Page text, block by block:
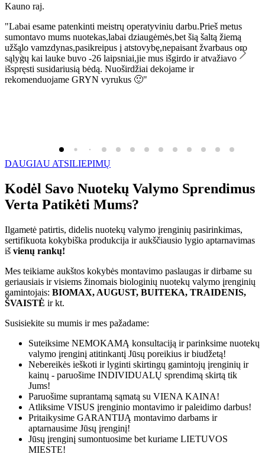
Kauno raj.
"Labai esame patenkinti meistrų operatyviniu darbu.Prieš metus
sumontavo mums nuotekas,labai dziaugėmės,bet šią šaltą žiemą
užšąlo vamzdynas,pasikreipus į atstovybę,nepaisant žvarbaus oro
sąlygų kai lauke buvo -26 laipsniai,jie mus išgirdo ir atvažiavo
išspręsti susidariusią bėdą. Nuoširdžiai dekojame ir
rekomenduojame GRYN vyrukus 🙂"
DAUGIAU ATSILIEPIMŲ
Kodėl Savo Nuotekų Valymo Sprendimus
Verta Patikėti Mums?
Ilgametė patirtis, didelis nuotekų valymo įrenginių pasirinkimas,
sertifikuota kokybiška produkcija ir aukščiausio lygio aptarnavimas
iš vienų rankų!
Mes teikiame aukštos kokybės montavimo paslaugas ir dirbame su
geriausiais ir visiems žinomais biologinių nuotekų valymo įrenginių
gamintojais: BIOMAX, AUGUST, BUITEKA, TRAIDENIS,
ŠVAISTĖ ir kt.
Susisiekite su mumis ir mes pažadame:
Suteiksime NEMOKAMĄ konsultaciją ir parinksime nuotekų
valymo įrenginį atitinkantį Jūsų poreikius ir biudžetą!
Nebereikės ieškoti ir lyginti skirtingų gamintojų įrenginių ir
kainų - paruošime INDIVIDUALŲ sprendimą skirtą tik
Jums!
Paruošime suprantamą sąmatą su VIENA KAINA!
Atliksime VISUS įrenginio montavimo ir paleidimo darbus!
Pritaikysime GARANTIJĄ montavimo darbams ir
aptarnausime Jūsų įrenginį!
Jūsų įrenginį sumontuosime bet kuriame LIETUVOS
MIESTE!